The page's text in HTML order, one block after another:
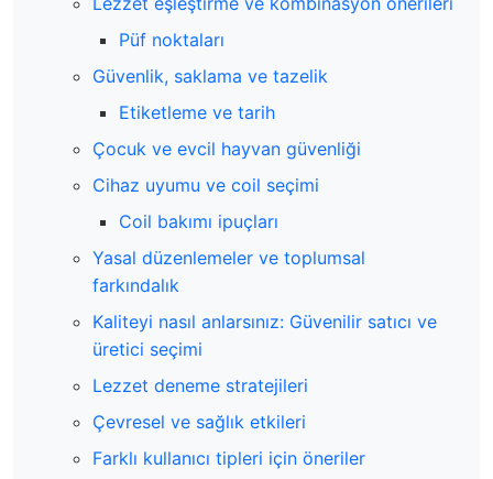
Püf noktaları
Güvenlik, saklama ve tazelik
Etiketleme ve tarih
Çocuk ve evcil hayvan güvenliği
Cihaz uyumu ve coil seçimi
Coil bakımı ipuçları
Yasal düzenlemeler ve toplumsal
farkındalık
Kaliteyi nasıl anlarsınız: Güvenilir satıcı ve
üretici seçimi
Lezzet deneme stratejileri
Çevresel ve sağlık etkileri
Farklı kullanıcı tipleri için öneriler